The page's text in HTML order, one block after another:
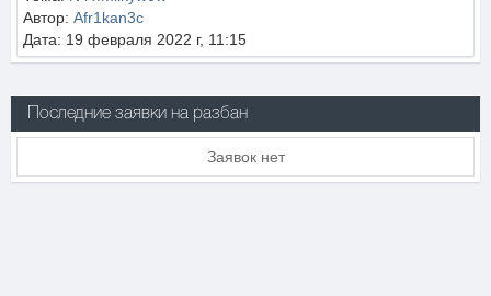
Автор: Afr1kan3c
Дата: 19 февраля 2022 г, 11:15
Последние заявки на разбан
Заявок нет